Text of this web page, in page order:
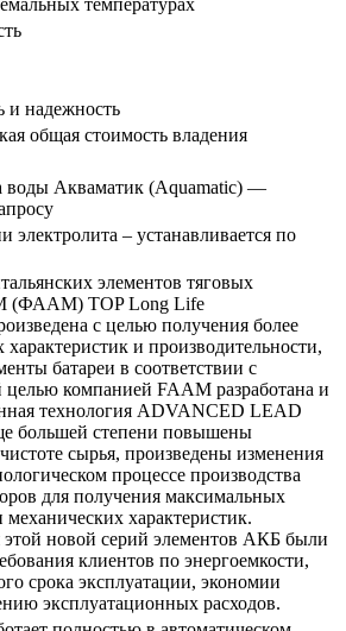
и надежность
общая стоимость владения
воды Акваматик (Aquamatic) —
электролита – устанавливается по
элементов тяговых
(ФААМ) TOP Long Life
с целью получения более
и производительности,
батареи в соответствии с
компанией FAAM разработана и
технология ADVANCED LEAD
большей степени повышены
сырья, произведены изменения
процессе производства
для получения максимальных
характеристик.
новой серий элементов АКБ были
клиентов по энергоемкости,
срока эксплуатации, экономии
эксплуатационных расходов.